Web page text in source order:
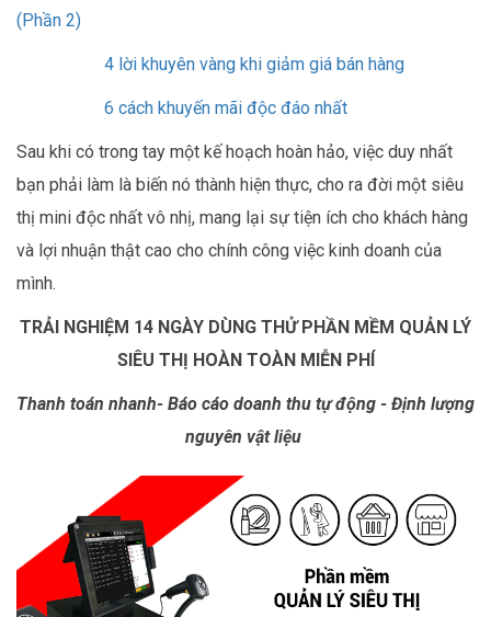
(Phần 2)
4 lời khuyên vàng khi giảm giá bán hàng
6 cách khuyến mãi độc đáo nhất
Sau khi có trong tay một kế hoạch hoàn hảo, việc duy nhất
bạn phải làm là biến nó thành hiện thực, cho ra đời một siêu
thị mini độc nhất vô nhị, mang lại sự tiện ích cho khách hàng
và lợi nhuận thật cao cho chính công việc kinh doanh của
mình.
TRẢI NGHIỆM 14 NGÀY DÙNG THỬ PHẦN MỀM QUẢN LÝ
SIÊU THỊ HOÀN TOÀN MIỄN PHÍ
Thanh toán nhanh- Báo cáo doanh thu tự động - Định lượng
nguyên vật liệu